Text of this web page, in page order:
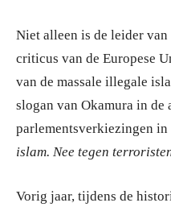
Niet alleen is de leider van
criticus van de Europese
van de massale illegale
slogan van Okamura in de
parlementsverkiezingen in
islam. Nee tegen
Vorig jaar, tijdens de